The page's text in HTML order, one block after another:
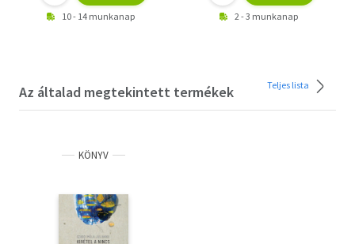
10 - 14 munkanap 2 - 3 munkanap
Az általad megtekintett termékek Teljes lista
KÖNYV